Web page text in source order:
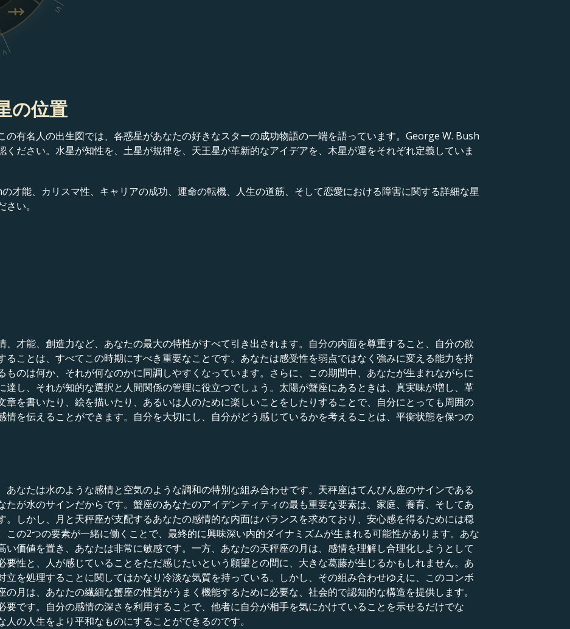
V
VI
の位置
の有名人の出生図では、各惑星があなたの好きなスターの成功物語の一端を語っています。George W. Bush
ださい。水星が知性を、土星が規律を、天王星が革新的なアイデアを、木星が運をそれぞれ定義していま
才能、カリスマ性、キャリアの成功、運命の転機、人生の道筋、そして恋愛における障害に関する詳細な星
い。
、才能、創造力など、あなたの最大の特性がすべて引き出されます。自分の内面を尊重すること、自分の欲
ることは、すべてこの時期にすべき重要なことです。あなたは感受性を弱点ではなく強みに変える能力を持
ものは何か、それが何なのかに同調しやすくなっています。さらに、この期間中、あなたが生まれながらに
達し、それが知的な選択と人間関係の管理に役立つでしょう。太陽が蟹座にあるときは、真実味が増し、革
章を書いたり、絵を描いたり、あるいは人のために楽しいことをしたりすることで、自分にとっても周囲の
情を伝えることができます。自分を大切にし、自分がどう感じているかを考えることは、平衡状態を保つの
あなたは水のような感情と空気のような調和の特別な組み合わせです。天秤座はてんびん座のサインである
たが水のサインだからです。蟹座のあなたのアイデンティティの最も重要な要素は、家庭、養育、そしてあ
。しかし、月と天秤座が支配するあなたの感情的な内面はバランスを求めており、安心感を得るためには穏
この2つの要素が一緒に働くことで、最終的に興味深い内的ダイナミズムが生まれる可能性があります。あな
い価値を置き、あなたは非常に敏感です。一方、あなたの天秤座の月は、感情を理解し合理化しようとして
要性と、人が感じていることをただ感じたいという願望との間に、大きな葛藤が生じるかもしれません。あ
立を処理することに関してはかなり冷淡な気質を持っている。しかし、その組み合わせゆえに、このコンボ
月は、あなたの繊細な蟹座の性質がうまく機能するために必要な、社会的で認知的な構造を提供します。
要です。自分の感情の深さを利用することで、他者に自分が相手を気にかけていることを示せるだけでな
の人生をより平和なものにすることができるのです。